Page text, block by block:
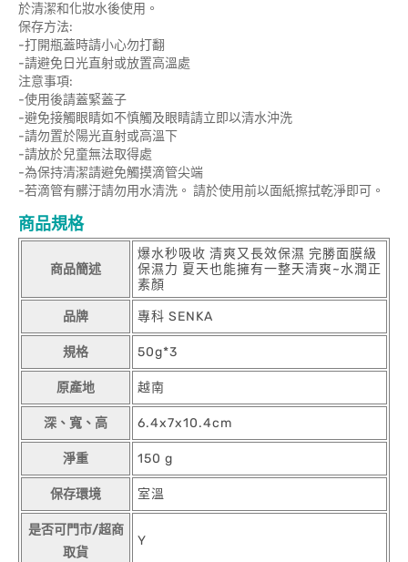
於清潔和化妝水後使用。
保存方法:
-打開瓶蓋時請小心勿打翻
-請避免日光直射或放置高溫處
注意事項:
-使用後請蓋緊蓋子
-避免接觸眼睛如不慎觸及眼睛請立即以清水沖洗
-請勿置於陽光直射或高溫下
-請放於兒童無法取得處
-為保持清潔請避免觸摸滴管尖端
-若滴管有髒汙請勿用水清洗。 請於使用前以面紙擦拭乾淨即可。
商品規格
商品簡述
爆水秒吸收 清爽又長效保濕 完勝面膜級
保濕力 夏天也能擁有一整天清爽~水潤正
素顏
品牌 專科 SENKA
規格 50g*3
原產地 越南
深、寬、高 6.4x7x10.4cm
淨重 150 g
保存環境 室溫
是否可門市/超商
取貨
Y